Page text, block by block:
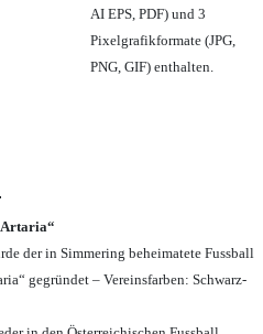
AI EPS, PDF) und 3
Pixelgrafikformate (JPG,
PNG, GIF) enthalten.
der in Simmering beheimatete Fussball
gegründet – Vereinsfarben: Schwarz-